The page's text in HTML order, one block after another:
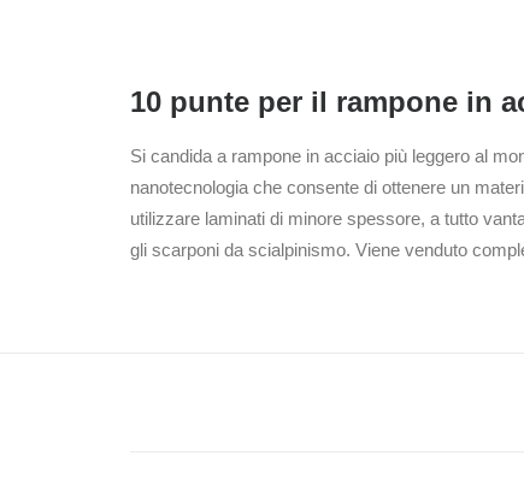
10 punte per il rampone in
Si candida a rampone in acciaio più leggero al
nanotecnologia che consente di ottenere un
utilizzare laminati di minore spessore, a tutto
gli scarponi da scialpinismo. Viene venduto